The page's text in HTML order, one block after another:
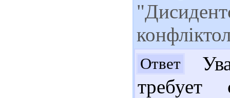
Ответ
требует